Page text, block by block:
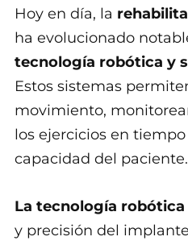
Hoy en día, la
ha evolucionado
tecnología robótica y
Estos sistemas
movimiento,
los ejercicios en
capacidad del paciente.
La tecnología robótica
y precisión del